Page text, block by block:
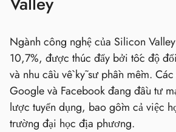
Ngành công nghệ của Silicon Valley
10,7%, được thúc đẩy bởi tốc độ
và nhu cầu về kỹ sư phần mềm.
Google và Facebook đang đầu tư
lược tuyển dụng, bao gồm cả việc
trường đại học địa phương.